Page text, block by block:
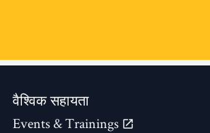
वैश्विक सहायता
Events & Trainings